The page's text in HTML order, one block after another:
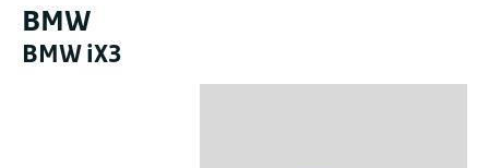
BMW
BMW iX3